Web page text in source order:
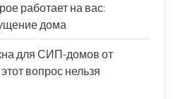
работает на вас:
дома
для СИП-домов от
вопрос нельзя